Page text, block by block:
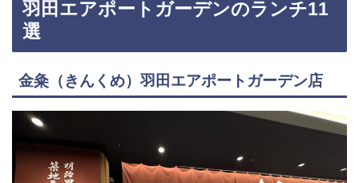
羽田エアポートガーデンのランチ11
選
金粂（きんくめ）羽田エアポートガーデン店